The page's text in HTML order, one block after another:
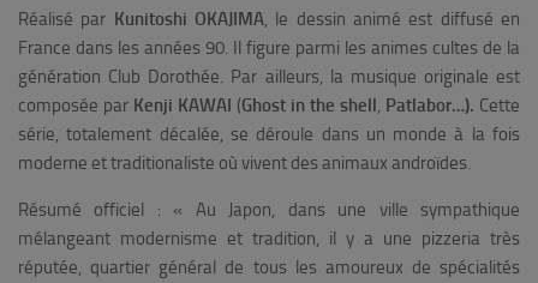
Réalisé par Kunitoshi OKAJIMA, le dessin animé est diffusé en
France dans les années 90. Il figure parmi les animes cultes de la
génération Club Dorothée. Par ailleurs, la musique originale est
composée par Kenji KAWAI (Ghost in the shell, Patlabor…). Cette
série, totalement décalée, se déroule dans un monde à la fois
moderne et traditionaliste où vivent des animaux androïdes.
Résumé officiel : « Au Japon, dans une ville sympathique
mélangeant modernisme et tradition, il y a une pizzeria très
réputée, quartier général de tous les amoureux de spécialités